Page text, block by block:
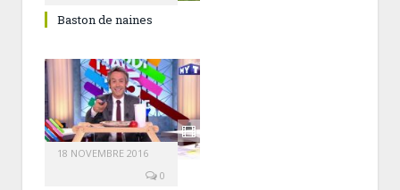
Baston de naines
18 NOVEMBRE 2016
0